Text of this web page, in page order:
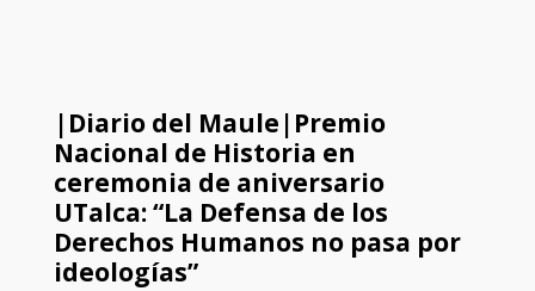
|Diario del Maule|Premio
Nacional de Historia en
ceremonia de aniversario
UTalca: “La Defensa de los
Derechos Humanos no pasa por
ideologías”